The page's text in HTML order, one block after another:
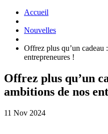
Accueil
Nouvelles
Offrez plus qu’un cadeau
entrepreneures !
Offrez plus qu’un
ambitions de nos
11 Nov 2024